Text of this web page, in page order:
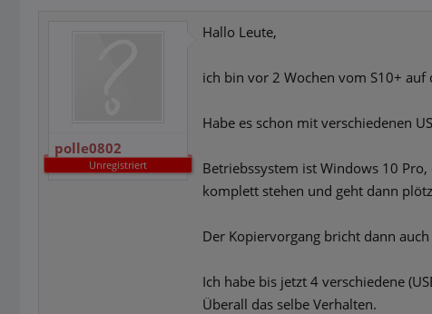
polle0802
Unregistriert
Hallo Leute,
ich bin vor 2 Wochen vom S10+
Habe es schon mit verschiedenen
Betriebssystem ist Windows 10
komplett stehen und geht dann
Der Kopiervorgang bricht dann
Ich habe bis jetzt 4 verschiedene
Überall das selbe Verhalten.